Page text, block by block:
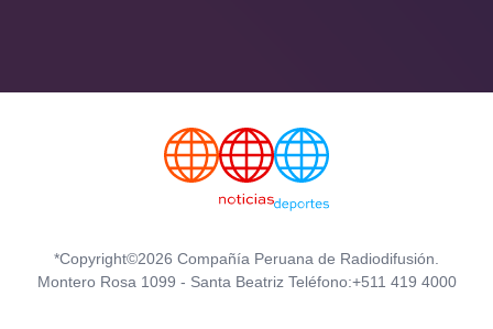
*Copyright©2026 Compañía Peruana de Radiodifusión.
Montero Rosa 1099 - Santa Beatriz Teléfono:+511 419 4000